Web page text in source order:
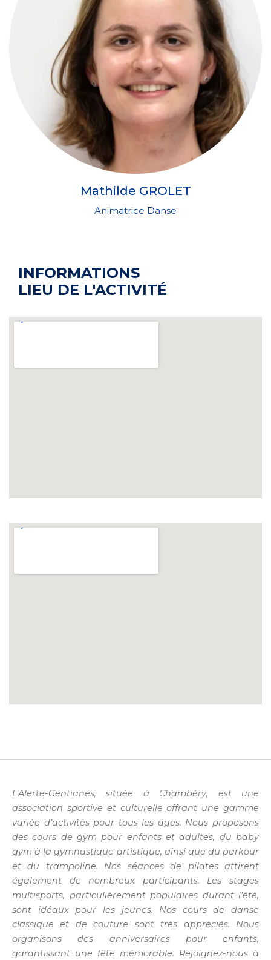
Mathilde GROLET
Animatrice Danse
INFORMATIONS
LIEU DE L'ACTIVITÉ
L’Alerte-Gentianes, située à Chambéry, est une
association sportive et culturelle offrant une gamme
variée d’activités pour tous les âges. Nous proposons
des cours de gym pour enfants et adultes, du baby
gym à la gymnastique artistique, ainsi que du parkour
et du trampoline. Nos séances de pilates attirent
également de nombreux participants. Les stages
multisports, particulièrement populaires durant l’été,
sont idéaux pour les jeunes. Nos cours de danse
classique et de couture sont très appréciés. Nous
organisons des anniversaires pour enfants,
garantissant une fête mémorable. Rejoignez-nous à